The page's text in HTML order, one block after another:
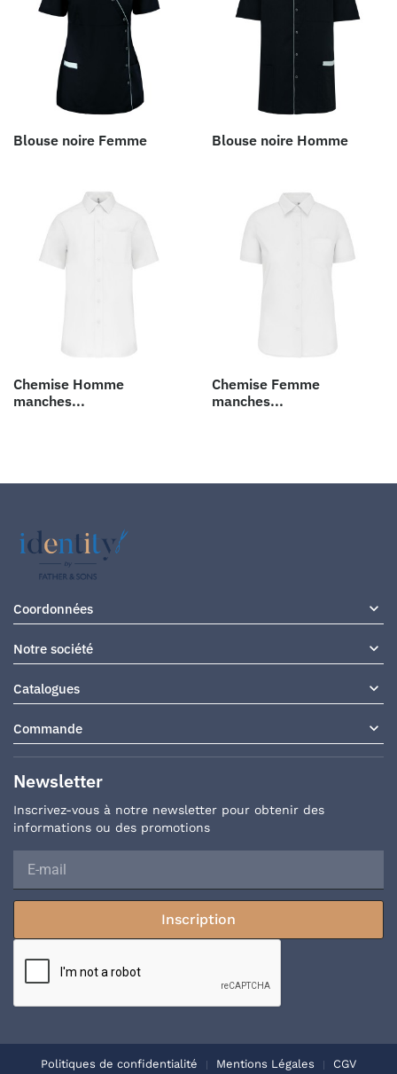
Blouse noire Femme Blouse noire Homme
Chemise Homme
manches...
Chemise Femme
manches...
Coordonnées keyboard_arrow_down
Notre société 
Catalogues 
Commande 
Newsletter
Inscrivez-vous à notre newsletter pour obtenir des
informations ou des promotions
Inscription
Politiques de confidentialité Mentions Légales CGV